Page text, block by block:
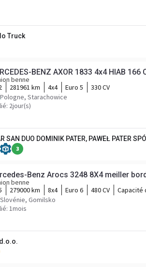
Truck
benne
281961 km 4x4 Euro 5
330 CV
Pologne, Starachowice
2jour(s)
SAN DUO DOMINIK PATER, PAWEŁ PATER
3
Benz Arocs 3248 8X4 meiller
benne
279000 km 8x4 Euro 6 480 CV Capacité
Slovénie, Gomilsko
1mois